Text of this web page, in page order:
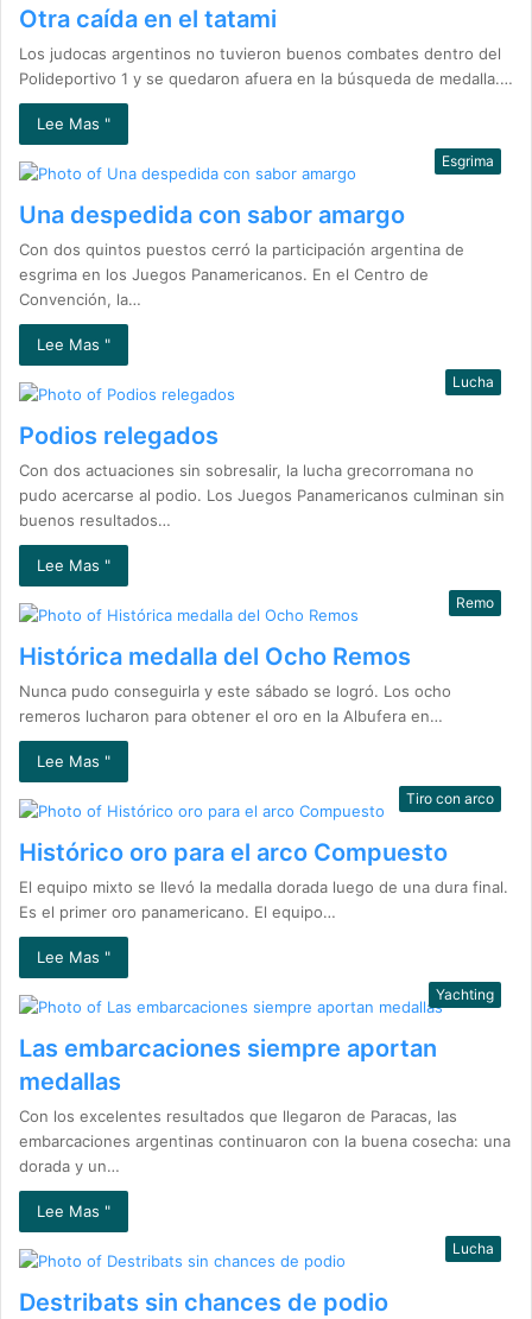
Otra caída en el tatami
Los judocas argentinos no tuvieron buenos combates dentro del
Polideportivo 1 y se quedaron afuera en la búsqueda de medalla.…
Lee Mas "
Esgrima
Una despedida con sabor amargo
Con dos quintos puestos cerró la participación argentina de
esgrima en los Juegos Panamericanos. En el Centro de
Convención, la…
Lee Mas "
Lucha
Podios relegados
Con dos actuaciones sin sobresalir, la lucha grecorromana no
pudo acercarse al podio. Los Juegos Panamericanos culminan sin
buenos resultados…
Lee Mas "
Remo
Histórica medalla del Ocho Remos
Nunca pudo conseguirla y este sábado se logró. Los ocho
remeros lucharon para obtener el oro en la Albufera en…
Lee Mas "
Tiro con arco
Histórico oro para el arco Compuesto
El equipo mixto se llevó la medalla dorada luego de una dura final.
Es el primer oro panamericano. El equipo…
Lee Mas "
Yachting
Las embarcaciones siempre aportan
medallas
Con los excelentes resultados que llegaron de Paracas, las
embarcaciones argentinas continuaron con la buena cosecha: una
dorada y un…
Lee Mas "
Lucha
Destribats sin chances de podio